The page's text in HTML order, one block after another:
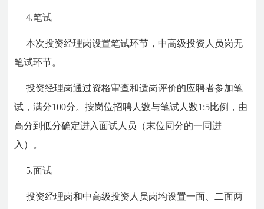
4.笔试
本次投资经理岗设置笔试环节，中高级投资人员岗无
笔试环节。
投资经理岗通过资格审查和适岗评价的应聘者参加笔
试，满分100分。按岗位招聘人数与笔试人数1:5比例，由
高分到低分确定进入面试人员（末位同分的一同进
入）。
5.面试
投资经理岗和中高级投资人员岗均设置一面、二面两